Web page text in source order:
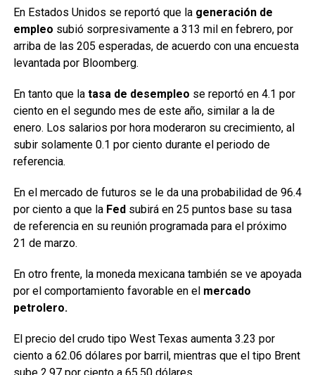
En Estados Unidos se reportó que la generación de
empleo subió sorpresivamente a 313 mil en febrero, por
arriba de las 205 esperadas, de acuerdo con una encuesta
levantada por Bloomberg.
En tanto que la tasa de desempleo se reportó en 4.1 por
ciento en el segundo mes de este año, similar a la de
enero. Los salarios por hora moderaron su crecimiento, al
subir solamente 0.1 por ciento durante el periodo de
referencia.
En el mercado de futuros se le da una probabilidad de 96.4
por ciento a que la Fedsubirá en 25 puntos base su tasa
de referencia en su reunión programada para el próximo
21 de marzo.
En otro frente, la moneda mexicana también se ve apoyada
por el comportamiento favorable en el mercado
petrolero.
El precio del crudo tipo West Texas aumenta 3.23 por
ciento a 62.06 dólares por barril, mientras que el tipo Brent